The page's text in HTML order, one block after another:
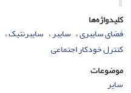
کلیدواژه‌ها
فضای سایبری سایبر سایبرنتیک
کنترل خودکار اجتماعی
موضوعات
سایر